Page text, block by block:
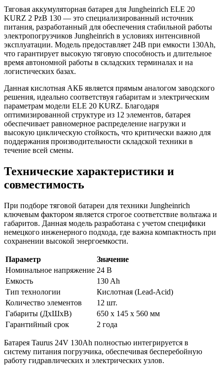
Тяговая аккумуляторная батарея для Jungheinrich ELE 20
KURZ 2 PzB 130 — это специализированный источник
питания, разработанный для обеспечения стабильной работы
электропогрузчиков Jungheinrich в условиях интенсивной
эксплуатации. Модель предоставляет 24В при емкости 130Ah,
что гарантирует высокую тяговую способность и длительное
время автономной работы в складских терминалах и на
логистических базах.
Данная кислотная АКБ является прямым аналогом заводского
решения, идеально соответствуя габаритам и электрическим
параметрам модели ELE 20 KURZ. Благодаря
оптимизированной структуре из 12 элементов, батарея
обеспечивает равномерное распределение нагрузки и
высокую циклическую стойкость, что критически важно для
поддержания производительности складской техники в
течение всей смены.
Технические характеристики и
совместимость
При подборе тяговой батареи для техники Jungheinrich
ключевым фактором является строгое соответствие вольтажа и
габаритов. Данная модель разработана с учетом специфики
немецкого инженерного подхода, где важна компактность при
сохранении высокой энергоемкости.
Параметр
Значение
Номинальное напряжение 24 В
Емкость
130 Ah
Тип технологии
Кислотная (Lead-Acid)
Количество элементов
12 шт.
Габариты (ДхШхВ)
650 x 145 x 560 мм
Гарантийный срок
2 года
Батарея Taurus 24V 130Ah полностью интегрируется в
систему питания погрузчика, обеспечивая бесперебойную
работу гидравлических и электрических узлов.